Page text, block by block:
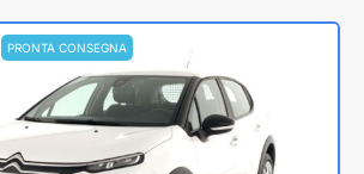
PRONTA CONSEGNA